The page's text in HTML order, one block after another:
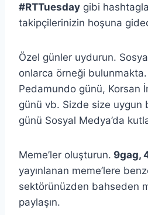
#RTTuesday gibi
takipçilerinizin hoşuna
Özel günler uydurun.
onlarca örneği
Pedamundo günü, Korsan
günü vb. Sizde size uygun
günü Sosyal Medya’da
Meme’ler oluşturun. 9gag,
yayınlanan meme’lere
sektörünüzden bahseden
paylaşın.